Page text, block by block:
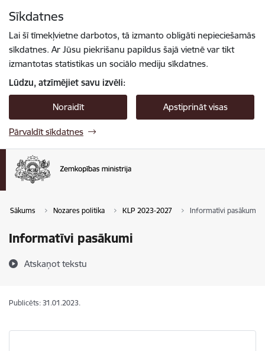
Sīkdatnes
Lai šī tīmekļvietne darbotos, tā izmanto obligāti nepieciešamās
sīkdatnes. Ar Jūsu piekrišanu papildus šajā vietnē var tikt
izmantotas statistikas un sociālo mediju sīkdatnes.
Lūdzu, atzīmējiet savu izvēli:
Noraidīt Apstiprināt visas
Pārvaldīt sīkdatnes
Sākums Nozares politika KLP 2023-2027 Informatīvi pasākumi
Informatīvi pasākumi
Atskaņot tekstu
Publicēts: 31.01.2023.